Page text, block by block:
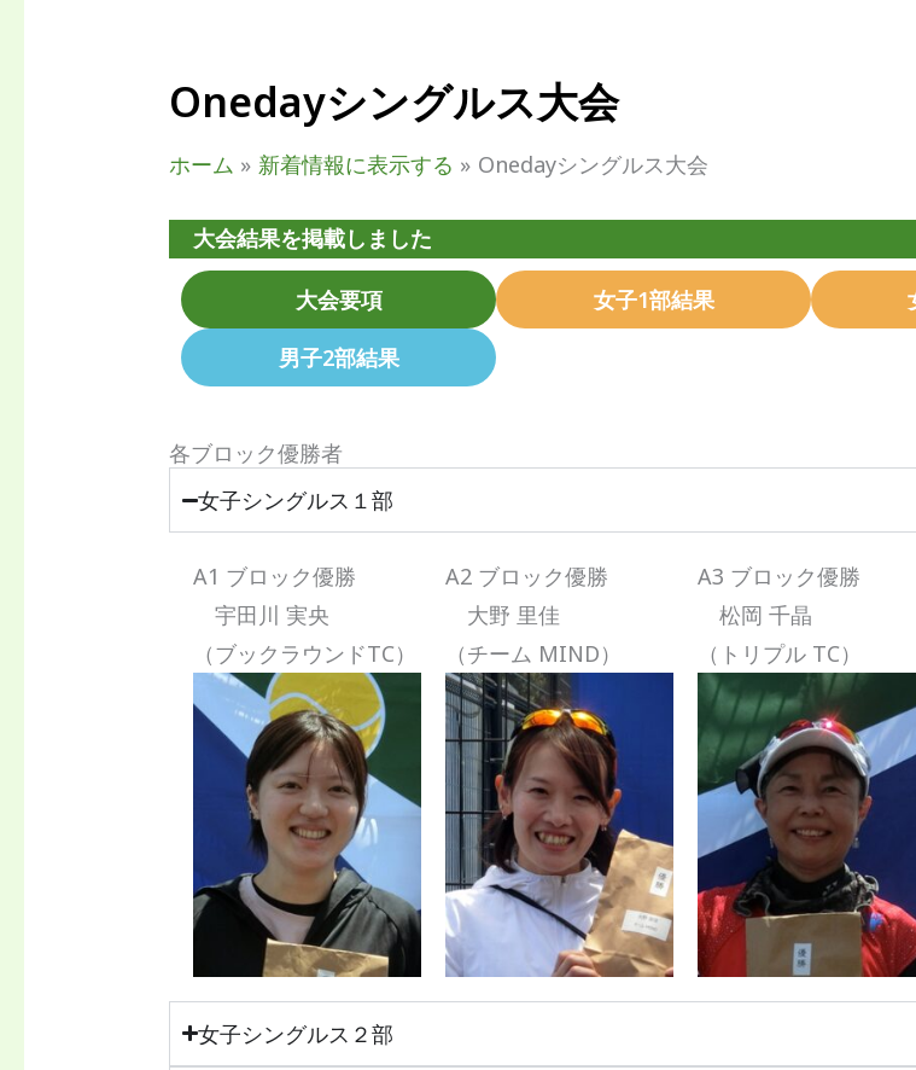
Onedayシングルス大会
ホーム 新着情報に表示する Onedayシングルス大会
大会結果を掲載しました
大会要項 女子1部結果
男子2部結果
各ブロック優勝者
女子シングルス１部
A1 ブロック優勝
宇田川 実央
（ブックラウンドTC）
A2 ブロック優勝
大野 里佳
（チーム MIND）
A3 ブロック優勝
松岡 千晶
（トリプル TC）
女子シングルス２部